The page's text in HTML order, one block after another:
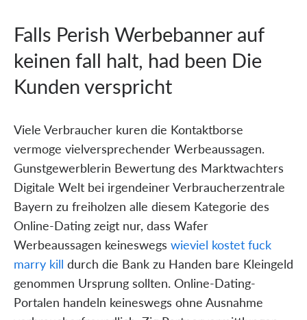
Falls Perish Werbebanner auf
keinen fall halt, had been Die
Kunden verspricht
Viele Verbraucher kuren die Kontaktborse
vermoge vielversprechender Werbeaussagen.
Gunstgewerblerin Bewertung des Marktwachters
Digitale Welt bei irgendeiner Verbraucherzentrale
Bayern zu freiholzen alle diesem Kategorie des
Online-Dating zeigt nur, dass Wafer
Werbeaussagen keineswegs wieviel kostet fuck
marry kill durch die Bank zu Handen bare Kleingeld
genommen Ursprung sollten. Online-Dating-
Portalen handeln keineswegs ohne Ausnahme